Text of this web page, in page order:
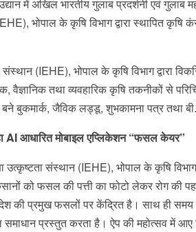
में अखिल भारतीय गुलाब प्रदर्शनी एवं
भोपाल के कृषि विभाग द्वारा स्थापित
संस्थान (IEHE), भोपाल के कृषि विभाग द्वारा
वैज्ञानिक तथा व्यवहारिक कृषि तकनीकों से
बुकमार्क, जैविक लड्डू, शुभकामना पत्र तथा
AI आधारित मोबाइल एप्लिकेशन “फसल केयर”
उत्कृष्टता संस्थान (IEHE), भोपाल के कृषि
को फसल की पत्ती का फोटो लेकर रोग की
की प्रमुख फसलों पर केंद्रित है। साथ ही समय
समाधान प्रस्तुत करता है। ऐप की महोत्‍सव में आए